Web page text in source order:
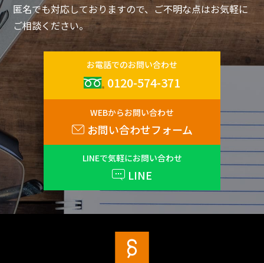
匿名でも対応しておりますので、ご不明な点はお気軽に
ご相談ください。
お電話でのお問い合わせ
0120-574-371
WEBからお問い合わせ
お問い合わせフォーム
LINEで気軽にお問い合わせ
LINE